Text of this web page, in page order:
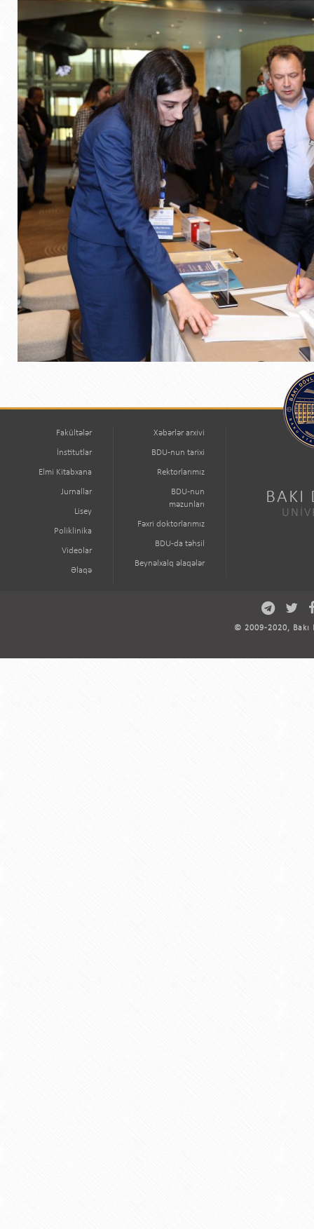
Fakültələr
İnstitutlar
Elmi Kitabxana
Jurnallar
Lisey
Poliklinika
Videolar
Əlaqə
Xəbərlər arxivi
BDU-nun tarixi
Rektorlarımız
BDU-nun
məzunları
Fəxri doktorlarımız
BDU-da təhsil
Beynəlxalq əlaqələr
BAKI
© 2009-2020,